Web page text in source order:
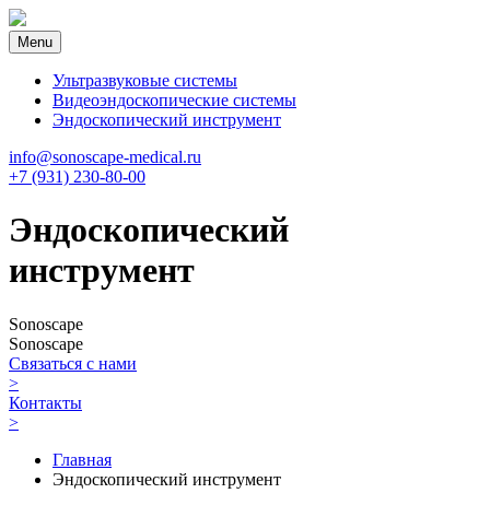
Menu
Ультразвуковые системы
Видеоэндоскопические системы
Эндоскопический инструмент
info@sonoscape-medical.ru
+7 (931) 230-80-00
Эндоскопический
инструмент
Sonoscape
Sonoscape
Связаться с нами
>
Контакты
>
Главная
Эндоскопический инструмент